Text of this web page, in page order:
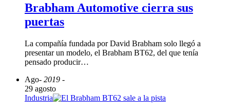
Brabham Automotive cierra sus
puertas
La compañía fundada por David Brabham solo llegó a
presentar un modelo, el Brabham BT62, del que tenía
pensado producir…
Ago- 2019 -
29 agosto
Industria